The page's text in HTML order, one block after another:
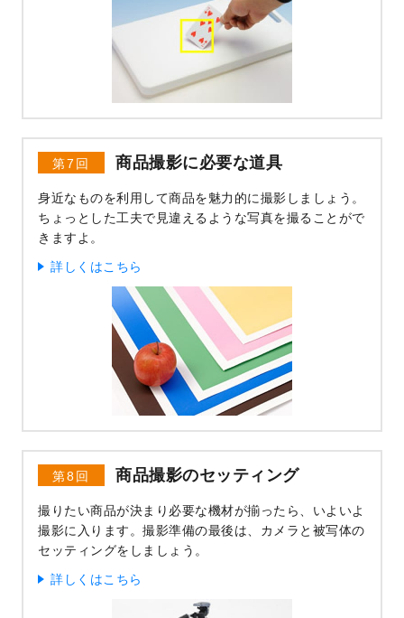
第7回 商品撮影に必要な道具
身近なものを利用して商品を魅力的に撮影しましょう。
ちょっとした工夫で見違えるような写真を撮ることがで
きますよ。
詳しくはこちら
第8回 商品撮影のセッティング
撮りたい商品が決まり必要な機材が揃ったら、いよいよ
撮影に入ります。撮影準備の最後は、カメラと被写体の
セッティングをしましょう。
詳しくはこちら